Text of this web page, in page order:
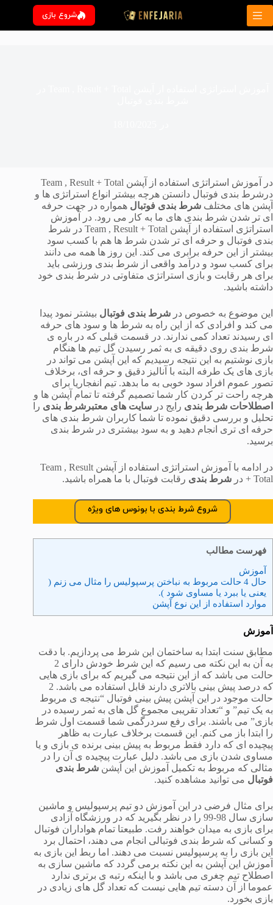
پرش
محتوا
شروع بازی
در آموزش استراتژی استفاده از آپشن Team , Result + Total
درشرط بندی فوتبال دانستن هرچه بیشتر انواع استراتژی ها و
آپشن های مختلف شرط بندی فوتبال همواره در جهت حرفه
ای تر شدن شرط بندی های ما به کار می رود. در آموزش
استراتژی استفاده از آپشن Team , Result + Total در شرط
بندی فوتبال و حرفه ای تر شدن شرط ها هم با کسب سود
بیشتر از این حرفه برابری می کند. این روز ها همه می دانند
برای کسب سود و درآمد واقعی از شرط بندی ورزشی باید
برای هر رقابت و بازی استراتژی متفاوتی در شرط بندی خود
داشته باشید.
این موضوع به خصوص در شرط بندی فوتبال بیشتر نمود پیدا
می کند و افرادی که از این راه به شرط ها و سود های حرفه
ای رسیدند تعداد کمی ندارند. در قسمت قبلی که در باره ی
شرط بندی روی دقیقه ی به ثمر رسیدن گل تیم ها هنگام
بازی نوشتیم به این نتیجه رسیدیم که این آپشن می تواند در
بازی های یک طرفه البته با آنالیز دقیق و حرفه ای، برخلاف
تصور عموم افراد سود خوبی به ما بدهد. تیم انفجاریا برای
هرچه راحت تر کردن کار شما تصمیم گرفته تا تمام آپشن ها و
اصطلاحات شرط بندی رایج در سایت های معتبرشرط بندی را
تحلیل و بررسی دقیق نموده تا شما کاربران شرط بندی های
حرفه ای تری انجام دهید و به سود بیشتری در شرط بندی
برسید.
در ادامه با آموزش استراتژی استفاده از آپشن Team , Result
+ Total در
شرط بندی رقابت فوتبال با ما همراه باشید.
شروع شرط بندی با بونوس های ویژه
فهرست مطالب
آموزش
حال 4 حالت مربوط به نباختن پرسپولیس را مثال می زنم (
یعنی یا ببرد یا مساوی شود ).
موارد استفاده از این نوع آپشن
آموزش
مطابق سنت ابتدا به ساختمان این شرط می پردازیم. با دقت
به آن به این نکته می رسیم که این شرط خودش دارای 2
حالت می باشد که از این نتیجه می گیریم که برای بازی هایی
که درصد پیش بینی بالاتری دارند قابل استفاده می باشد. 2
حالت موجود در این آپشن پیش بینی فوتبال “نتیجه ی مربوط
به یک تیم” و “تعداد تقریبی مجموع گل های به ثمر رسیده در
بازی” می باشند. برای رفع سردرگمی شما قسمت اول شرط
را ابتدا باز می کنم. این قسمت برخلاف عبارت به ظاهر
پیچیده ای که دارد فقط مربوط به پیش بینی برنده ی بازی و یا
مساوی شدن بازی می باشد. دلیل عبارت پیچیده ی آن را در
مثالی که مربوط به تکمیل آموزش این آپشن شرط بندی
فوتبال می توانید مشاهده کنید.
برای مثال فرضی در این آموزش دو تیم پرسپولیس و ماشین
سازی سال 98-99 را در نظر بگیرید که در ورزشگاه آزادی
برای بازی به میدان خواهند رفت. طبیعتا تمام هواداران فوتبال
و کسانی که شرط بندی فوتبالی انجام می دهند، احتمال برد
این بازی را به پرسپولیس نسبت می دهند. اما ربط این بازی به
آموزش این آپشن به این نکته برمی گردد که ماشین سازی به
اصطلاح تیم چغری می باشد و با اینکه رتبه ی برتری ندارد
عموما از آن دسته تیم هایی نیست که تعداد گل های زیادی در
بازی بخورد.